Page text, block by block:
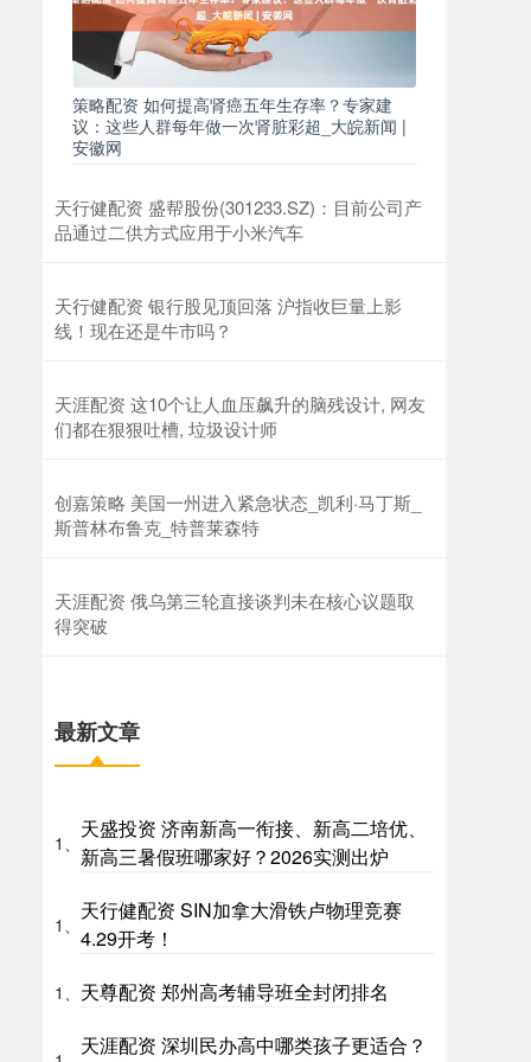
策略配资 如何提高肾癌五年生存率？专家建
议：这些人群每年做一次肾脏彩超_大皖新闻 |
安徽网
天行健配资 盛帮股份(301233.SZ)：目前公司产
品通过二供方式应用于小米汽车
天行健配资 银行股见顶回落 沪指收巨量上影
线！现在还是牛市吗？
天涯配资 这10个让人血压飙升的脑残设计, 网友
们都在狠狠吐槽, 垃圾设计师
创嘉策略 美国一州进入紧急状态_凯利·马丁斯_
斯普林布鲁克_特普莱森特
天涯配资 俄乌第三轮直接谈判未在核心议题取
得突破
最新文章
1、
天盛投资 济南新高一衔接、新高二培优、
新高三暑假班哪家好？2026实测出炉
1、
天行健配资 SIN加拿大滑铁卢物理竞赛
4.29开考！
1、 天尊配资 郑州高考辅导班全封闭排名
天涯配资 深圳民办高中哪类孩子更适合？